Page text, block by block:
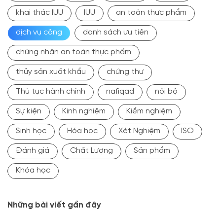
Những bài viết gần đây
khai thác IUU IUU an toàn thực phẩm
dịch vụ công danh sách ưu tiên
chứng nhận an toàn thực phẩm
thủy sản xuất khẩu chứng thư
Thủ tục hành chính nafiqad nội bộ
Sự kiện Kinh nghiệm Kiểm nghiệm
Sinh học Hóa học Xét Nghiệm ISO
Đánh giá Chất Lượng Sản phẩm
Khóa học